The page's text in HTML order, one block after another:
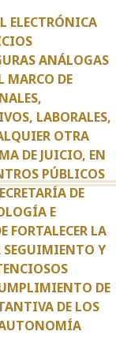
ELECTRÓNICA
ANÁLOGAS
MARCO DE
LABORALES,
OTRA
DE JUICIO, EN
PÚBLICOS
DE
E
FORTALECER LA
SEGUIMIENTO Y
DE
DE LOS
AUTONOMÍA